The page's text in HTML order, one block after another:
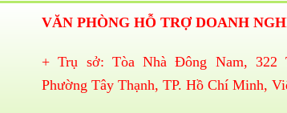
VĂN PHÒNG HỖ TRỢ DOANH
+ Trụ sở: Tòa Nhà Đông Nam, 322
Phường Tây Thạnh, TP. Hồ Chí Minh,